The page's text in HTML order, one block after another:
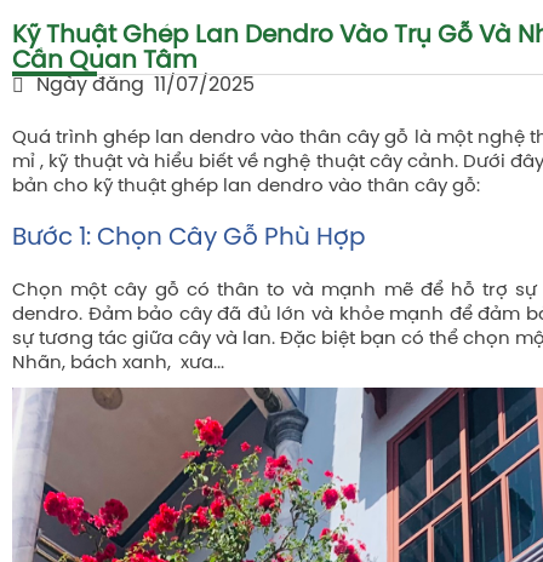
Kỹ Thuật Ghép Lan Dendro Vào Trụ Gỗ Và
Cần Quan Tâm
Ngày đăng 11/07/2025
Quá trình ghép lan dendro vào thân cây gỗ là một nghệ
mỉ , kỹ thuật và hiểu biết về nghệ thuật cây cảnh. Dưới
bản cho kỹ thuật ghép lan dendro vào thân cây gỗ:
Bước 1: Chọn Cây Gỗ Phù Hợp
Chọn một cây gỗ có thân to và mạnh mẽ để hỗ trợ
dendro. Đảm bảo cây đã đủ lớn và khỏe mạnh để đảm
sự tương tác giữa cây và lan. Đặc biệt bạn có thể chọn
Nhãn, bách xanh, xưa...